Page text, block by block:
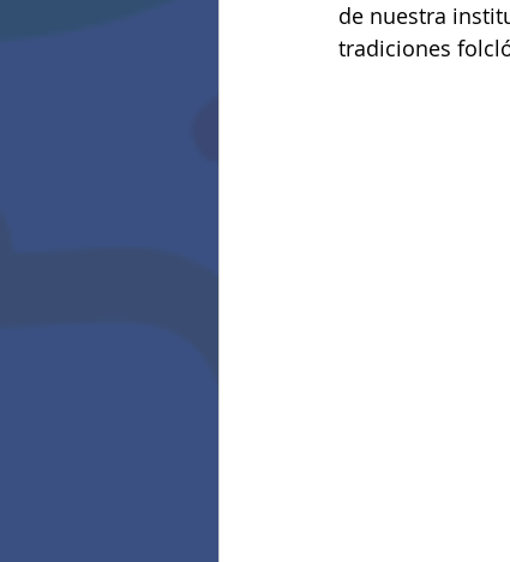
de nuestra
tradiciones